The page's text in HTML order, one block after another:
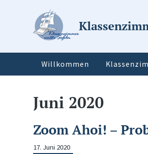
Willkommen
Juni 2020
Zoom Ahoi! –
17. Juni 2020